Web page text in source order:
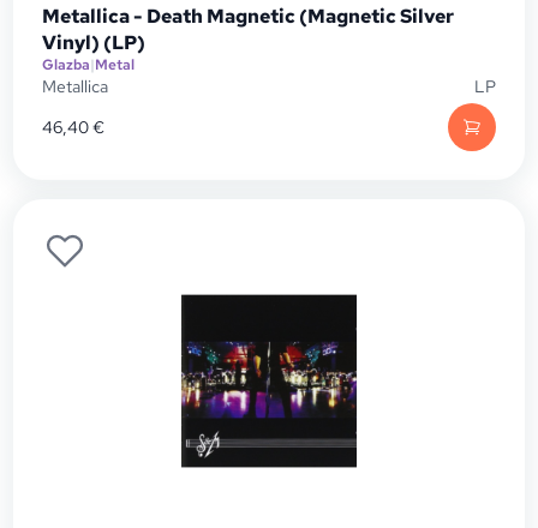
Metallica - Death Magnetic (Magnetic Silver
Vinyl) (LP)
Glazba|Metal
Metallica
LP
46,40€